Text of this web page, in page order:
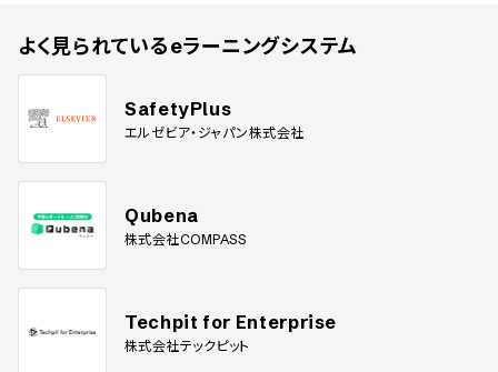
よく見られているeラーニングシステム
SafetyPlus
エルゼビア・ジャパン株式会社
Qubena
株式会社COMPASS
Techpit for Enterprise
株式会社テックピット